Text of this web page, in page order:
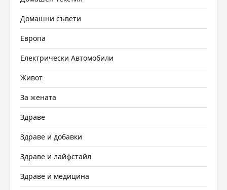
Домашни съвети
Европа
Електрически Автомобили
Живот
За жената
Здраве
Здраве и добавки
Здраве и лайфстайл
Здраве и медицина